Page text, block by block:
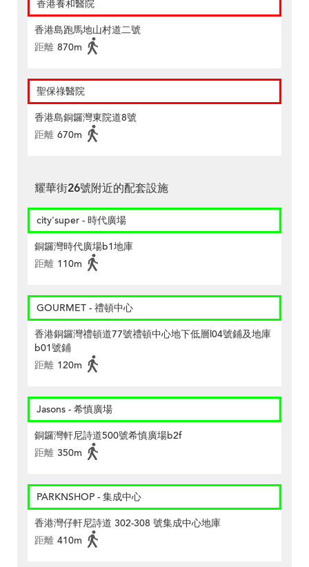
香港養和醫院
香港島跑馬地山村道二號
距離 870m
聖保祿醫院
香港島銅鑼灣東院道8號
距離 670m
耀華街26號附近的配套設施
city'super - 時代廣場
銅鑼灣時代廣場b1地庫
距離 110m
GOURMET - 禮頓中心
香港銅鑼灣禮頓道77號禮頓中心地下低層l04號鋪及地庫
b01號鋪
距離 120m
Jasons - 希慎廣場
銅鑼灣軒尼詩道500號希慎廣場b2f
距離 350m
PARKNSHOP - 集成中心
香港灣仔軒尼詩道 302-308 號集成中心地庫
距離 410m